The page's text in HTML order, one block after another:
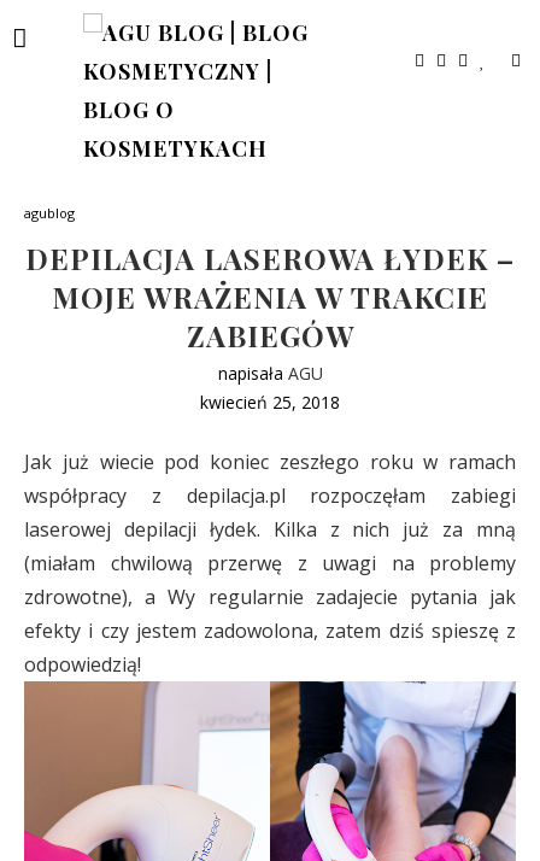
agublog
DEPILACJA LASEROWA ŁYDEK –
MOJE WRAŻENIA W TRAKCIE
ZABIEGÓW
napisała AGU
kwiecień 25, 2018
Jak już wiecie pod koniec zeszłego roku w ramach
współpracy z depilacja.pl rozpoczęłam zabiegi
laserowej depilacji łydek. Kilka z nich już za mną
(miałam chwilową przerwę z uwagi na problemy
zdrowotne), a Wy regularnie zadajecie pytania jak
efekty i czy jestem zadowolona, zatem dziś spieszę z
odpowiedzią!